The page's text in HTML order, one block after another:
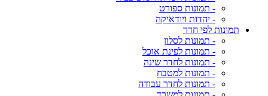
- תמונות ספורט
- יהדות ויודאיקה
תמונות לפי חדר
- תמונות לסלון
- תמונות לפינת אוכל
- תמונות לחדר שינה
- תמונות למטבח
- תמונות לחדר עבודה